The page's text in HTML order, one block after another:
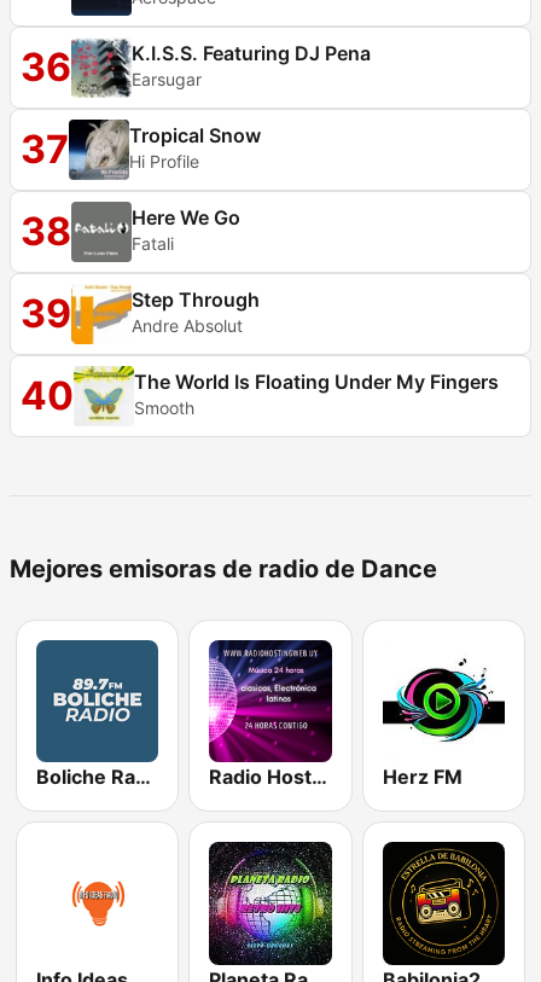
36 K.I.S.S. Featuring DJ Pena
Earsugar
37 Tropical Snow
Hi Profile
38 Here We Go
Fatali
39 Step Through
Andre Absolut
40 The World Is Floating Under My Fingers
Smooth
Mejores emisoras de radio de Dance
Boliche Radio Radio Hosting Web Herz FM